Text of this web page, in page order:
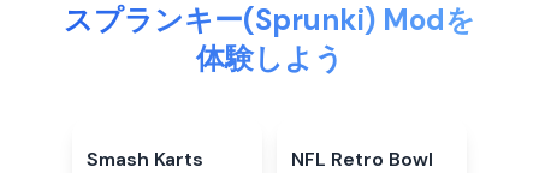
スプランキー(Sprunki) Modを
体験しよう
4.5
Smash Karts
5.0★
NFL Retro Bowl